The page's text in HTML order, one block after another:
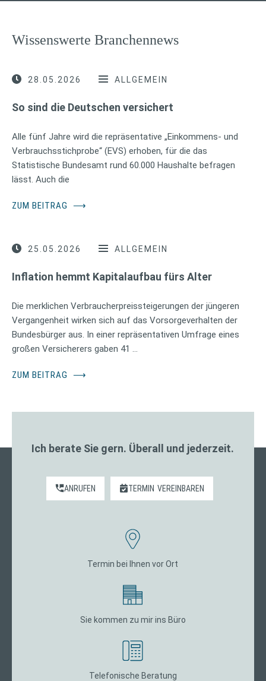
Wissenswerte Branchennews
28.05.2026 ALLGEMEIN
So sind die Deutschen versichert
Alle fünf Jahre wird die repräsentative „Einkommens- und
Verbrauchsstichprobe“ (EVS) erhoben, für die das
Statistische Bundesamt rund 60.000 Haushalte befragen
lässt. Auch die
ZUM BEITRAG ⟶
25.05.2026 ALLGEMEIN
Inflation hemmt Kapitalaufbau fürs Alter
Die merklichen Verbraucherpreissteigerungen der jüngeren
Vergangenheit wirken sich auf das Vorsorgeverhalten der
Bundesbürger aus. In einer repräsentativen Umfrage eines
großen Versicherers gaben 41 …
ZUM BEITRAG ⟶
Ich berate Sie gern. Überall und jederzeit.
ANRUFEN TERMIN VEREINBAREN
Termin bei Ihnen vor Ort
Sie kommen zu mir ins Büro
Telefonische Beratung